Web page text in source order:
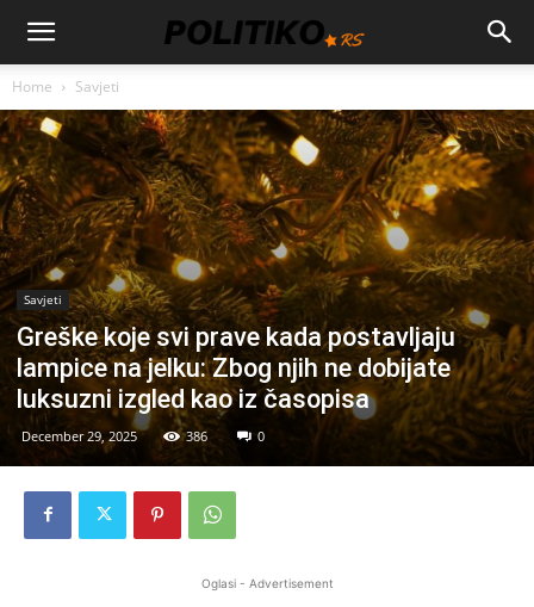
Home Savjeti
Savjeti
Greške koje svi prave kada postavljaju
lampice na jelku: Zbog njih ne dobijate
luksuzni izgled kao iz časopisa
December 29, 2025 386 0
Oglasi - Advertisement